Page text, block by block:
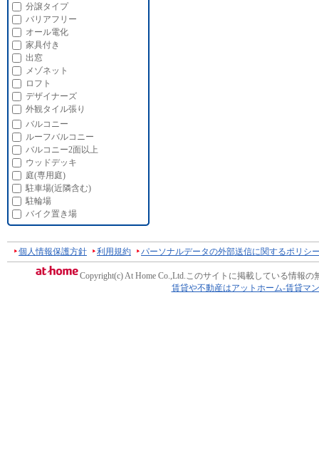
分譲タイプ
バリアフリー
オール電化
家具付き
出窓
メゾネット
ロフト
デザイナーズ
外観タイル張り
バルコニー
ルーフバルコニー
バルコニー2面以上
ウッドデッキ
庭(専用庭)
駐車場(近隣含む)
駐輪場
バイク置き場
個人情報保護方針 利用規約 パーソナルデータの外部送信に関するポリシ
Copyright(c) At Home Co.,Ltd.このサイトに掲載している情報の
賃貸や不動産はアットホーム-賃貸マ